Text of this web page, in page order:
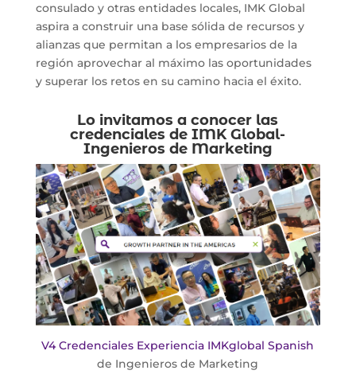
consulado y otras entidades locales, IMK Global
aspira a construir una base sólida de recursos y
alianzas que permitan a los empresarios de la
región aprovechar al máximo las oportunidades
y superar los retos en su camino hacia el éxito.
Lo invitamos a conocer las
credenciales deIMK Global-
Ingenieros de Marketing
V4 Credenciales Experiencia IMKglobal Spanish
de Ingenieros de Marketing